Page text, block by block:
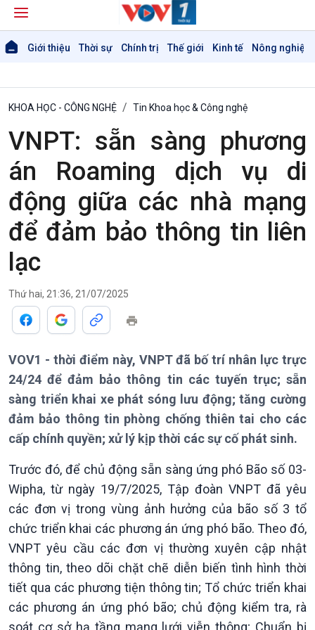
Giới thiệu Thời sự Chính trị Thế giới Kinh tế Nông nghiệp
Giới thiệu
Bản tin
Chuyên mục
Theo dòng Thời sự
Chính trị
Tin Chính trị
Chính phủ với người dân
Quốc hội với cử tri
Xây dựng đảng
Thế giới
Tin thế giới
Vấn đề quốc tế
Hồ sơ sự kiện quốc tế
Thế giới & Việt Nam
KHOA HỌC - CÔNG NGHỆ Tin Khoa học & Công nghệ
VNPT: sẵn sàng phương
án Roaming dịch vụ di
động giữa các nhà mạng
để đảm bảo thông tin liên
lạc
Thứ hai, 21:36, 21/07/2025
VOV1 - thời điểm này, VNPT đã bố trí nhân lực trực
24/24 để đảm bảo thông tin các tuyến trục; sẵn
sàng triển khai xe phát sóng lưu động; tăng cường
đảm bảo thông tin phòng chống thiên tai cho các
cấp chính quyền; xử lý kịp thời các sự cố phát sinh.
Trước đó, để chủ động sẵn sàng ứng phó Bão số 03-
Wipha, từ ngày 19/7/2025, Tập đoàn VNPT đã yêu
các đơn vị trong vùng ảnh hưởng của bão số 3 tổ
chức triển khai các phương án ứng phó bão. Theo đó,
VNPT yêu cầu các đơn vị thường xuyên cập nhật
thông tin, theo dõi chặt chẽ diễn biến tình hình thời
tiết qua các phương tiện thông tin; Tổ chức triển khai
các phương án ứng phó bão; chủ động kiểm tra, rà
soát cơ sở hạ tầng mạng lưới viễn thông; Chuẩn bị